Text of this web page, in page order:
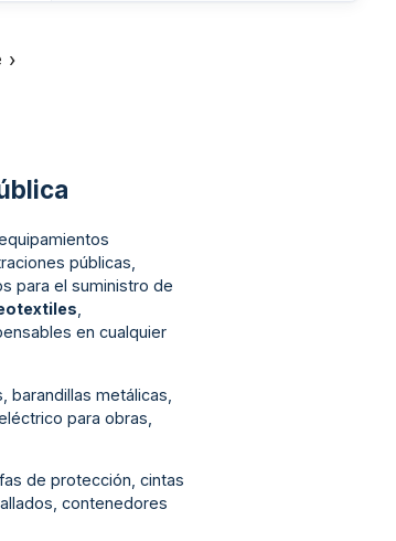
públicas,
para el suministro de
en cualquier
metálicas,
para obras,
de protección, cintas
contenedores